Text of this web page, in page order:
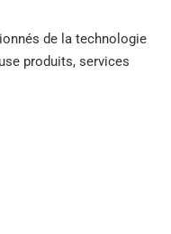
de la technologie
produits, services